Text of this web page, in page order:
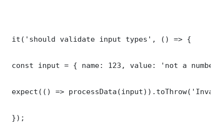
it('should validate input types', () => {
const input = { name: 123, value: 'not a
expect(() =>
});